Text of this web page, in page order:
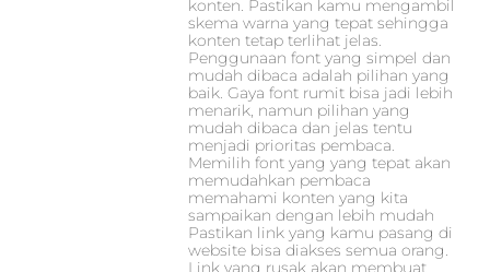
konten. Pastikan kamu mengambil
skema warna yang tepat sehingga
konten tetap terlihat jelas.
Penggunaan font yang simpel dan
mudah dibaca adalah pilihan yang
baik. Gaya font rumit bisa jadi lebih
menarik, namun pilihan yang
mudah dibaca dan jelas tentu
menjadi prioritas pembaca.
Memilih font yang yang tepat akan
memudahkan pembaca
memahami konten yang kita
sampaikan dengan lebih mudah
Pastikan link yang kamu pasang di
website bisa diakses semua orang.
Link yang rusak akan membuat